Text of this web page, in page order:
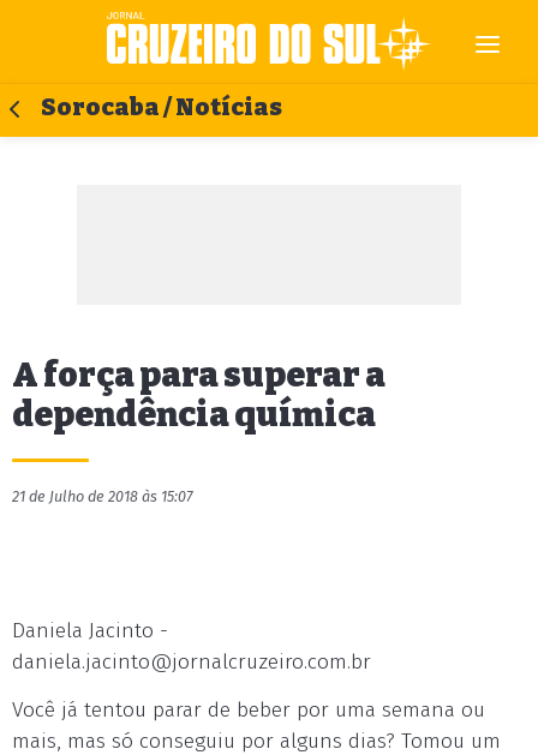
Sorocaba / Notícias
A força para superar a
dependência química
21 de Julho de 2018 às 15:07
Daniela Jacinto -
daniela.jacinto@jornalcruzeiro.com.br
Você já tentou parar de beber por uma semana ou
mais, mas só conseguiu por alguns dias? Tomou um